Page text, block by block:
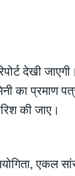
देखी
का प्रमाण
की जाए।
एकल